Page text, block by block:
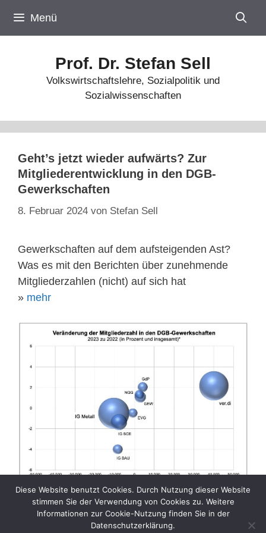
Inhalt
springen
Menü
Prof. Dr. Stefan Sell
Volkswirtschaftslehre, Sozialpolitik und
Sozialwissenschaften
Geht’s jetzt wieder aufwärts? Zur
Mitgliederentwicklung in den DGB-
Gewerkschaften
8. Februar 2024 von Stefan Sell
Gewerkschaften auf dem aufsteigenden Ast?
Was es mit den Berichten über zunehmende
Mitgliederzahlen (nicht) auf sich hat
» mehr
Diese Website benutzt Cookies. Durch Nutzung dieser Website
stimmen Sie der Verwendung von Cookies zu. Weitere
Informationen zur Cookie-Nutzung finden Sie in der
Datenschutzerklärung.